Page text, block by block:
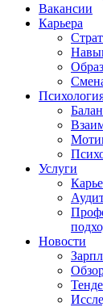
Вакансии
Карьера
Услуги
Новости